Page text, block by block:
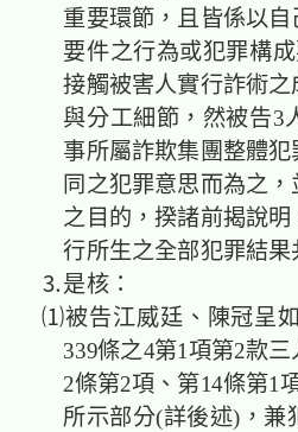
重要環節，且皆係以
要件之行為或犯罪構
接觸被害人實行詐術
與分工細節，然被告3
事所屬詐欺集團整體
同之犯罪意思而為之
之目的，揆諸前揭說
行所生之全部犯罪結果
⒊是核：
⑴被告江威廷、陳冠呈
339條之4第1項第2款
2條第2項、第14條第1
所示部分(詳後述)，兼